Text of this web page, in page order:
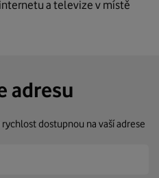
a televize v místě
adresu
dostupnou na vaší adrese